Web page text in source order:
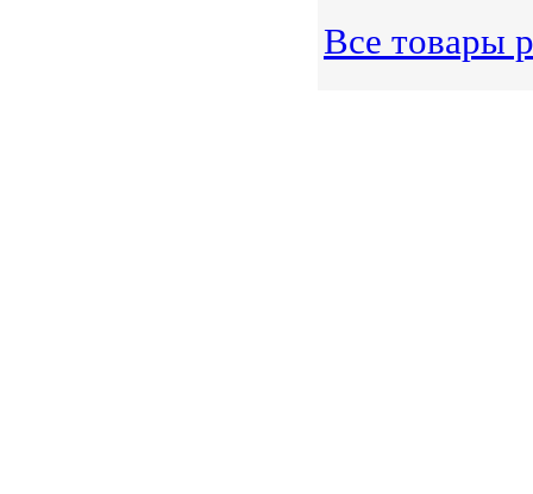
Все товары